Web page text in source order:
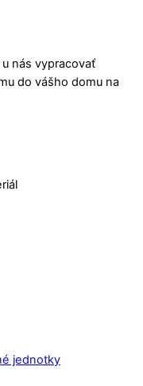
nás vypracovať
do vášho domu na
jednotky